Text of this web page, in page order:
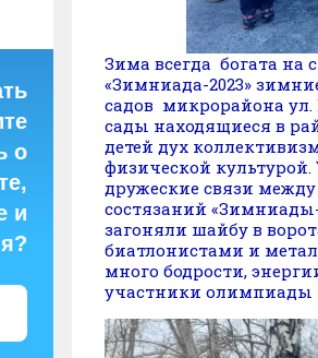
Зима всегда богата на
«Зимниада-2023»
садов микрорайона ул.
сады находящиеся в
детей дух
физической
дружеские связи
состязаний
загоняли шайбу в
биатлонистами и
много бодрости,
участники олимпиады
о
и